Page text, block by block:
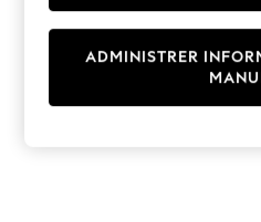
Sets & Outfits
T-Shirts
ADMINISTRER